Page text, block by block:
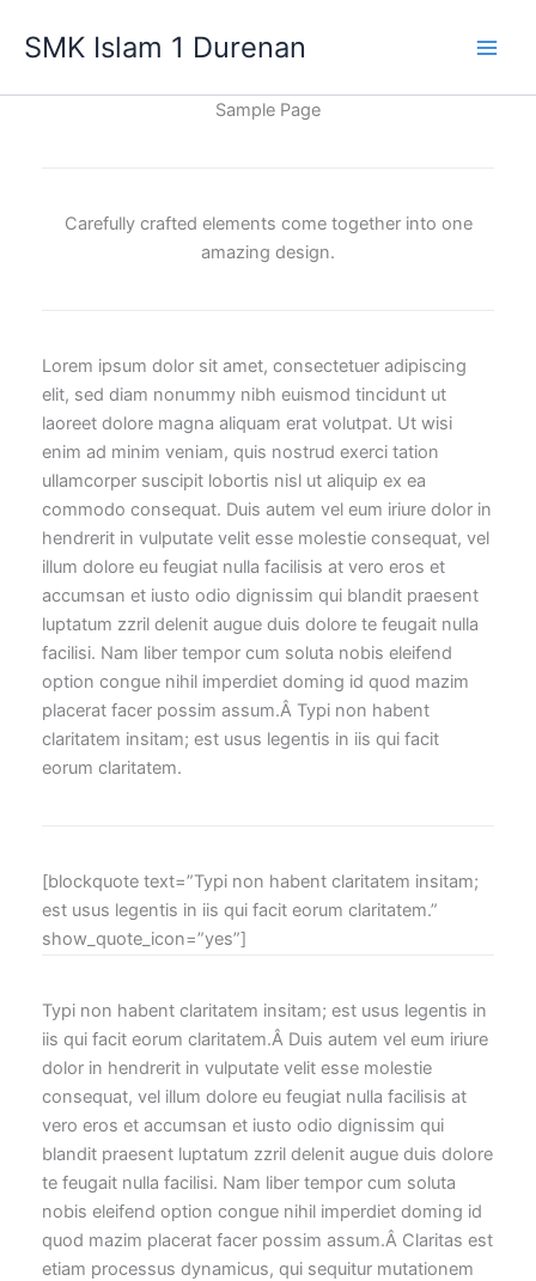
SMK Islam 1 Durenan
Sample Page
Carefully crafted elements come together into one
amazing design.
Lorem ipsum dolor sit amet, consectetuer adipiscing
elit, sed diam nonummy nibh euismod tincidunt ut
laoreet dolore magna aliquam erat volutpat. Ut wisi
enim ad minim veniam, quis nostrud exerci tation
ullamcorper suscipit lobortis nisl ut aliquip ex ea
commodo consequat. Duis autem vel eum iriure dolor in
hendrerit in vulputate velit esse molestie consequat, vel
illum dolore eu feugiat nulla facilisis at vero eros et
accumsan et iusto odio dignissim qui blandit praesent
luptatum zzril delenit augue duis dolore te feugait nulla
facilisi. Nam liber tempor cum soluta nobis eleifend
option congue nihil imperdiet doming id quod mazim
placerat facer possim assum.Â Typi non habent
claritatem insitam; est usus legentis in iis qui facit
eorum claritatem.
[blockquote text=”Typi non habent claritatem insitam;
est usus legentis in iis qui facit eorum claritatem.”
show_quote_icon=”yes”]
Typi non habent claritatem insitam; est usus legentis in
iis qui facit eorum claritatem.Â Duis autem vel eum iriure
dolor in hendrerit in vulputate velit esse molestie
consequat, vel illum dolore eu feugiat nulla facilisis at
vero eros et accumsan et iusto odio dignissim qui
blandit praesent luptatum zzril delenit augue duis dolore
te feugait nulla facilisi. Nam liber tempor cum soluta
nobis eleifend option congue nihil imperdiet doming id
quod mazim placerat facer possim assum.Â Claritas est
etiam processus dynamicus, qui sequitur mutationem